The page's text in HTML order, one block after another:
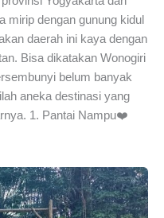
mirip dengan gunung kidul
daerah ini kaya dengan
Bisa dikatakan Wonogiri
belum banyak
aneka destinasi yang
1. Pantai Nampu❤️